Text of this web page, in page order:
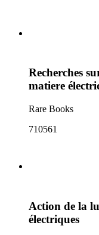
Recherches
matiere
Rare Books
710561
Action de la
électriques